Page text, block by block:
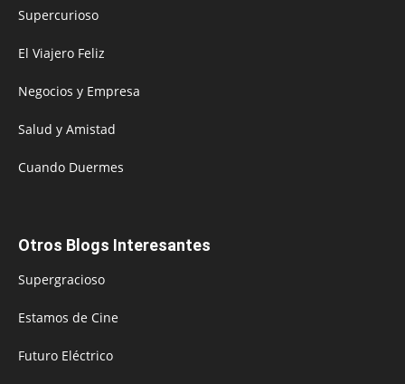
Supercurioso
El Viajero Feliz
Negocios y Empresa
Salud y Amistad
Cuando Duermes
Otros Blogs Interesantes
Supergracioso
Estamos de Cine
Futuro Eléctrico